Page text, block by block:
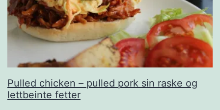
Pulled chicken – pulled pork sin raske og
lettbeinte fetter